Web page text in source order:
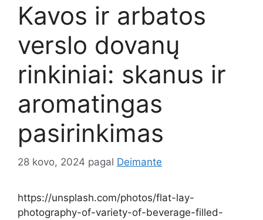
Kavos ir arbatos
verslo dovanų
rinkiniai: skanus ir
aromatingas
pasirinkimas
28 kovo, 2024 pagal Deimante
https://unsplash.com/photos/flat-lay-
photography-of-variety-of-beverage-filled-